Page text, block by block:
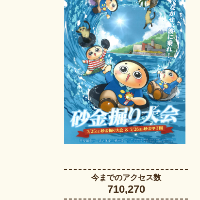
今までのアクセス数
710,270